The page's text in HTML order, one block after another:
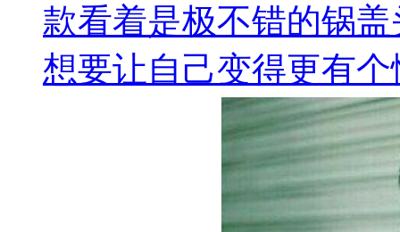
款看着是极不错的锅
想要让自己变得更有个